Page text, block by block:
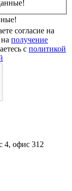
согласие на
получение
c политикой
4, офис 312